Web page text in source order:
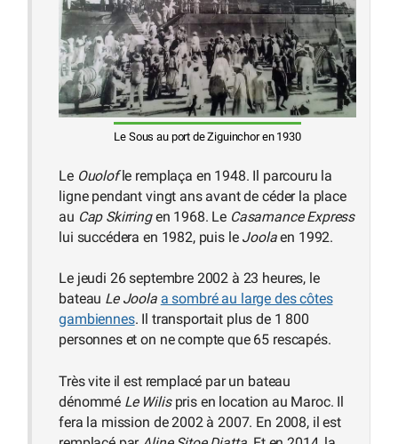
Le Sous au port de Ziguinchor en 1930
Le Ouolofle remplaça en 1948. Il parcouru la
ligne pendant vingt ans avant de céder la place
au Cap Skirringen 1968. Le Casamance Express
lui succédera en 1982, puis le Joolaen 1992.
Le jeudi 26 septembre 2002 à 23 heures, le
bateau Le Joola a sombré au large des côtes
gambiennes. Il transportait plus de 1 800
personnes et on ne compte que 65 rescapés.
Très vite il est remplacé par un bateau
dénommé Le Wilispris en location au Maroc. Il
fera la mission de 2002 à 2007. En 2008, il est